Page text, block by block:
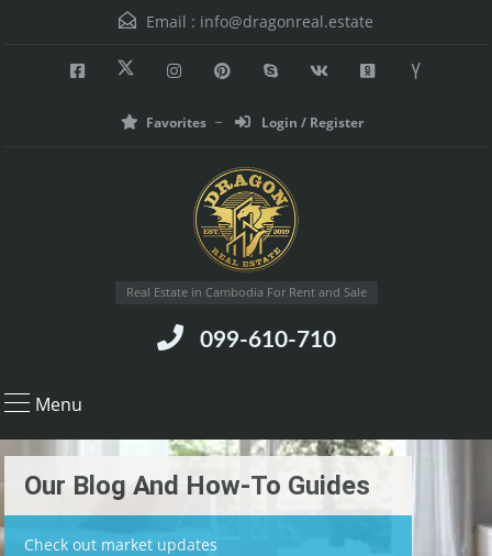
Email : info@dragonreal.estate
Favorites Login / Register
Real Estate in Cambodia For Rent and Sale
099-610-710
Menu
Our Blog And How-To Guides
Check out market updates